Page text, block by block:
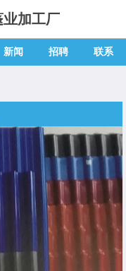
加工厂
新闻 招聘 联系